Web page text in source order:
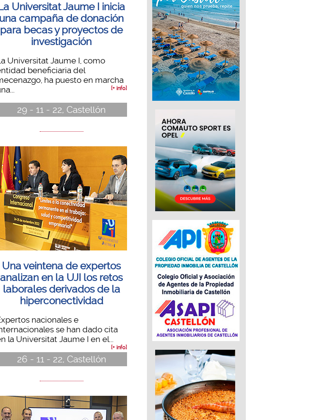
Universitat Jaume I inicia
una campaña de donación
para becas y proyectos de
investigación
Universitat Jaume I, como
beneficiaria del
ha puesto en marcha
[+ info]
29 - 11 - 22, Castellón
Una veintena de expertos
analizan en la UJI los retos
laborales derivados de la
hiperconectividad
nacionales e
se han dado cita
la Universitat Jaume I en el...
[+ info]
26 - 11 - 22, Castellón